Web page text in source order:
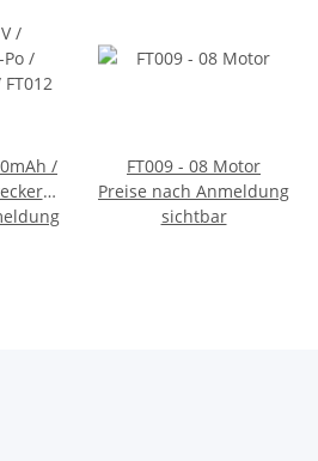
/
/
FT009 - 08 Motor
Preise nach Anmeldung
sichtbar